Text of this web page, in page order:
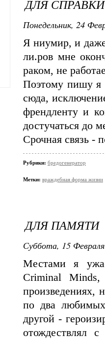
ДЛЯ СПРАВКИ
Понедельник, 24
Я ниумир, и
ли.ров мне
раком, не
Поэтому пишу я
сюда,
френдленту и
достучаться до
Срочная связь -
Рубрики: бредогенератор
Метки: враждебная форма жизни
ДЛЯ ПАМЯТИ
Суббота, 15
Местами я
Criminal
произведениях,
по два
другой -
отождествлял